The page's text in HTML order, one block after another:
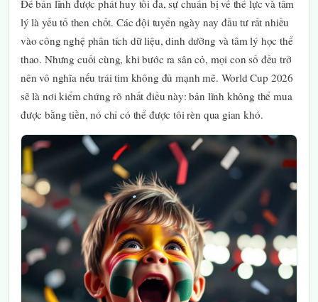
Để bản lĩnh được phát huy tối đa, sự chuẩn bị về thể lực và tâm
lý là yếu tố then chốt. Các đội tuyển ngày nay đầu tư rất nhiều
vào công nghệ phân tích dữ liệu, dinh dưỡng và tâm lý học thể
thao. Nhưng cuối cùng, khi bước ra sân cỏ, mọi con số đều trở
nên vô nghĩa nếu trái tim không đủ mạnh mẽ. World Cup 2026
sẽ là nơi kiểm chứng rõ nhất điều này: bản lĩnh không thể mua
được bằng tiền, nó chỉ có thể được tôi rèn qua gian khó.